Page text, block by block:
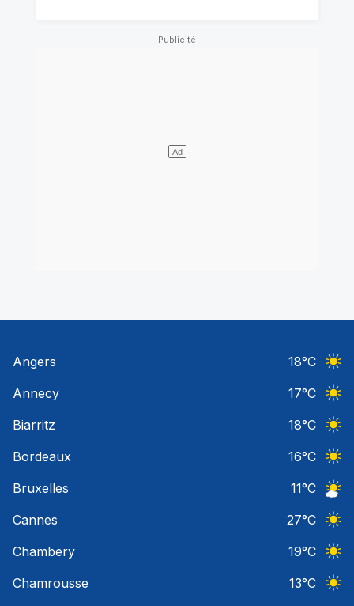
Angers 18°C
Annecy
17°C
Biarritz
18°C
Bordeaux
16°C
Bruxelles
11°C
Cannes
27°C
Chambery
19°C
Chamrousse
13°C